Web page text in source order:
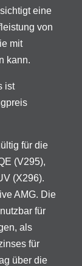
eine
von
mit
kann.
ist
für die
(V295),
(X296).
AMG. Die
für
als
für
über die